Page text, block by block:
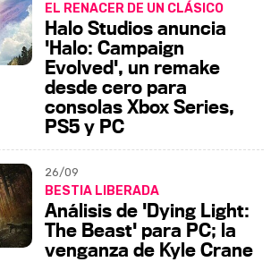
EL RENACER DE UN CLÁSICO
Halo Studios anuncia
'Halo: Campaign
Evolved', un remake
desde cero para
consolas Xbox Series,
PS5 y PC
26/09
BESTIA LIBERADA
Análisis de 'Dying Light:
The Beast' para PC; la
venganza de Kyle Crane